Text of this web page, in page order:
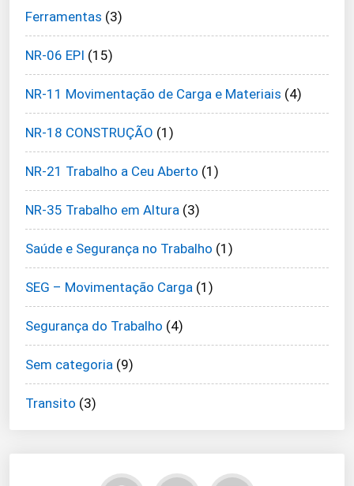
Ferramentas (3)
NR-06 EPI (15)
NR-11 Movimentação de Carga e Materiais (4)
NR-18 CONSTRUÇÃO (1)
NR-21 Trabalho a Ceu Aberto (1)
NR-35 Trabalho em Altura (3)
Saúde e Segurança no Trabalho (1)
SEG – Movimentação Carga (1)
Segurança do Trabalho (4)
Sem categoria (9)
Transito (3)